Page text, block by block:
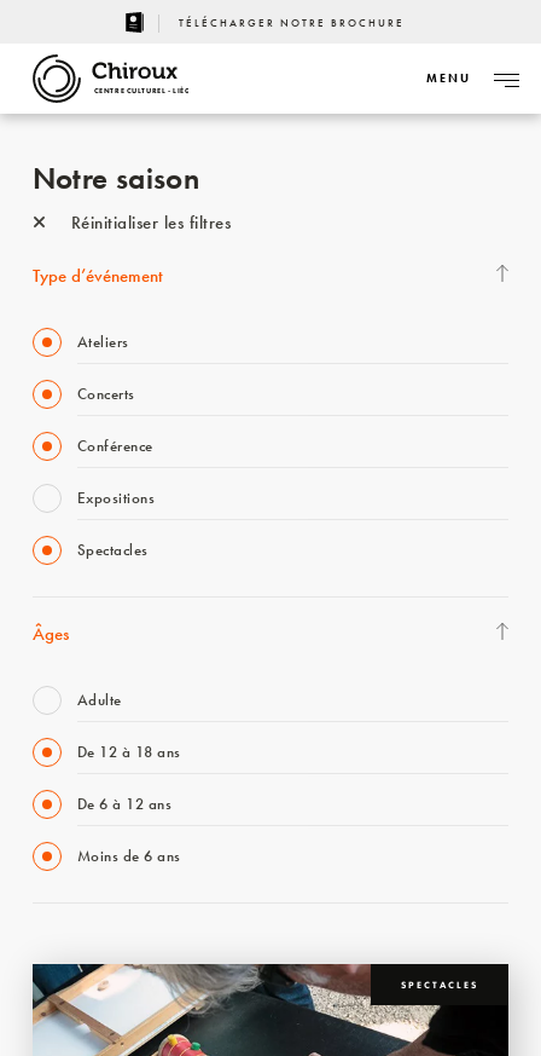
TÉLÉCHARGER NOTRE BROCHURE
CENTRE CULTUREL - LIÈGE
MENU
Notre saison
Réinitialiser les filtres
Type d’événement
Ateliers
Concerts
Conférence
Expositions
Spectacles
Âges
Adulte
De 12 à 18 ans
De 6 à 12 ans
Moins de 6 ans
SPECTACLES